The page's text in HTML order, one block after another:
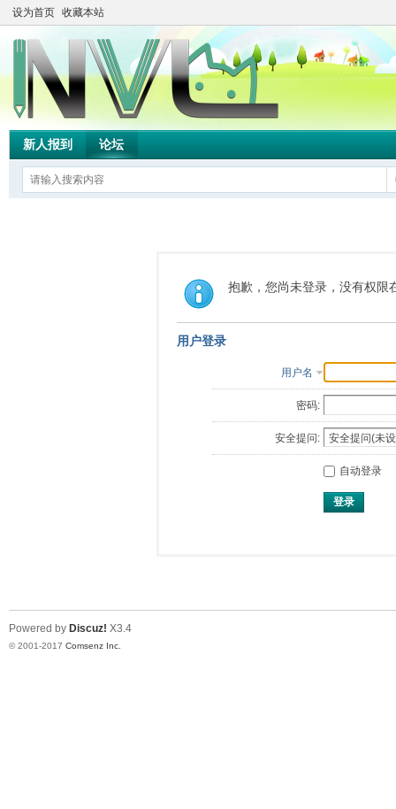
设为首页 收藏本站
新人报到 论坛
抱歉，您尚未登录，没有权限
用户登录
用户名
密码:
安全提问:
自动登录
登录
Powered by Discuz! X3.4
© 2001-2017 Comsenz Inc.